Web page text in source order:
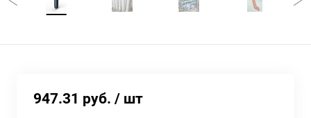
947.31 руб. / шт